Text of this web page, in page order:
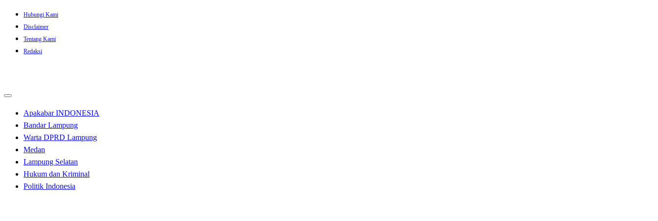
Skip
content
Hubungi Kami
Disclaimer
Tentang Kami
Redaksi
Apakabar INDONESIA
Bandar Lampung
Warta DPRD Lampung
Medan
Lampung Selatan
Hukum dan Kriminal
Politik Indonesia